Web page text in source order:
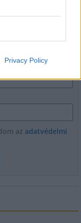
Privacy Policy
az adatvédelmi